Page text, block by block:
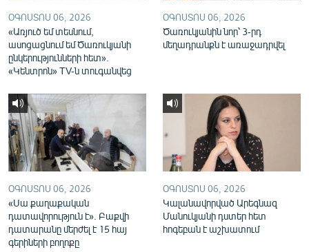
ՕԳՈՍՏՈՍ 06, 2026
«Առյուծ եմ տեսնում,
ասոցացնում եմ Ծառուկյանի
ընկերությունների հետ».
«Կենտրոն» TV-ն տուգանվեց
ՕԳՈՍՏՈՍ 06, 2026
Ծառուկյանին նոր՝ 3-րդ
մեղադրանքն է առաջադրվել
ՕԳՈՍՏՈՍ 06, 2026
«Սա քաղաքական
դատավորություն է». Բաքվի
դատարանը մերժել է 15 հայ
գերիների բողոքը
ՕԳՈՍՏՈՍ 06, 2026
Կալանավորված Արեգնազ
Մանուկյանի դստեր հետ
հոգեբան է աշխատում